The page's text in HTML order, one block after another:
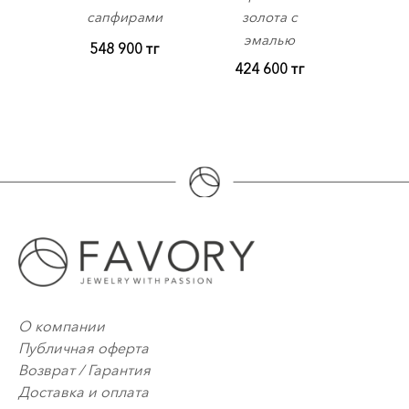
сапфирами
548 900тг
золота с
эмалью
424 600тг
О компании
Публичная оферта
Возврат / Гарантия
Доставка и оплата